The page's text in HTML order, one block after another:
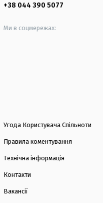
+38 044 390 5077
Ми в соцмережах:
Угода Користувача Спільноти
Правила коментування
Технічна інформація
Контакти
Вакансії